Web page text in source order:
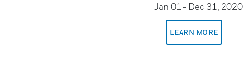
Jan 01 - Dec 31, 2020
LEARN MORE